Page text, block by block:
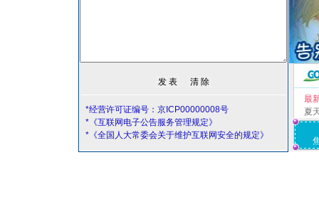
*经营许可证编号：京ICP00000008号
*《互联网电子公告服务管理规定》
*《全国人大常委会关于维护互联网安全的规定》
最
夏